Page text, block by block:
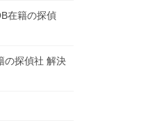
在籍の探偵
の探偵社 解決